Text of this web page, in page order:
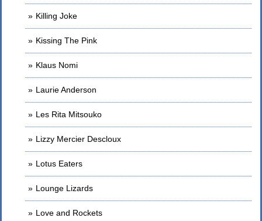
Killing Joke
Kissing The Pink
Klaus Nomi
Laurie Anderson
Les Rita Mitsouko
Lizzy Mercier Descloux
Lotus Eaters
Lounge Lizards
Love and Rockets